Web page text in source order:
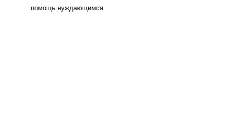
помощь нуждающимся.